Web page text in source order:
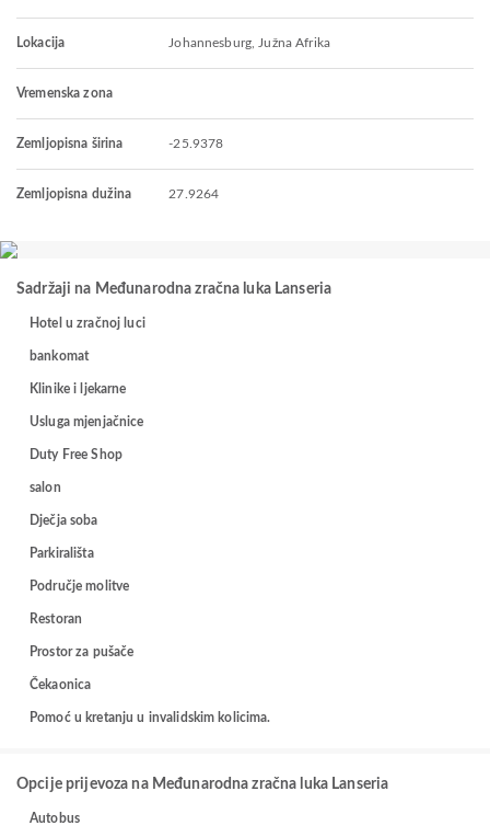
Lokacija Johannesburg, Južna Afrika
Vremenska zona
Zemljopisna širina -25.9378
Zemljopisna dužina 27.9264
Sadržaji na Međunarodna zračna luka Lanseria
Hotel u zračnoj luci
bankomat
Klinike i ljekarne
Usluga mjenjačnice
Duty Free Shop
salon
Dječja soba
Parkirališta
Područje molitve
Restoran
Prostor za pušače
Čekaonica
Pomoć u kretanju u invalidskim kolicima.
Opcije prijevoza na Međunarodna zračna luka Lanseria
Autobus